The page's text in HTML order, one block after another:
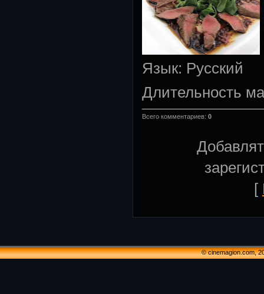
Язык: Русский
Длительность
Всего комментариев: 0
[
© cinemagion.com,